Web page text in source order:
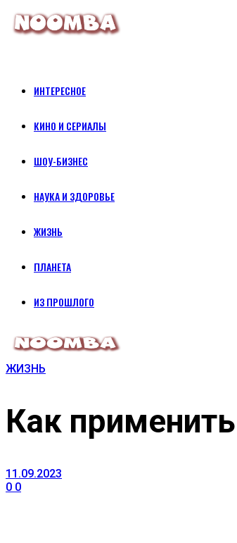
ИНТЕРЕСНОЕ
КИНО И СЕРИАЛЫ
ШОУ-БИЗНЕС
НАУКА И ЗДОРОВЬЕ
ЖИЗНЬ
ПЛАНЕТА
ИЗ ПРОШЛОГО
ЖИЗНЬ
Как
11.09.2023
0 0